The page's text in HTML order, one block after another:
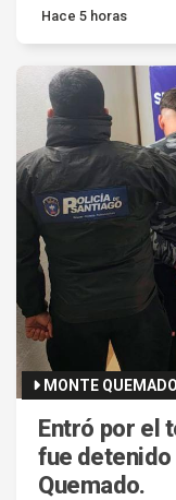
Hace 5 horas
MONTE
Entró por el
fue detenido
Quemado.